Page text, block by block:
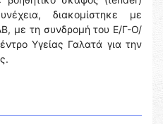
διακομίστηκε με
με τη συνδρομή του Ε/Γ-Ο/
Υγείας Γαλατά για την